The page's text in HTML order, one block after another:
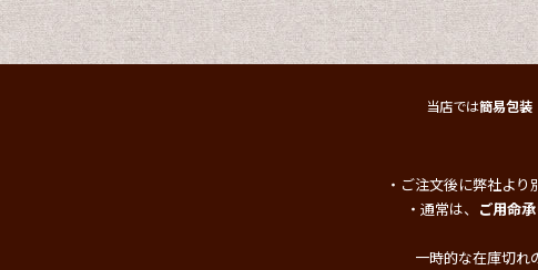
表示数:
当店では簡易包装
・ご注文後に弊社より
・通常は、 ご用命
一時的な在庫切れ